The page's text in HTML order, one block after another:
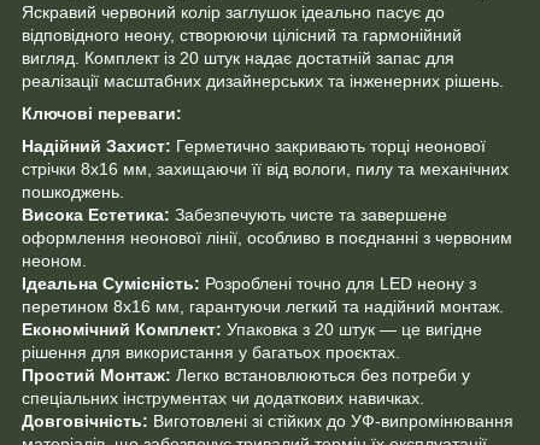
Яскравий червоний колір заглушок ідеально пасує до
відповідного неону, створюючи цілісний та гармонійний
вигляд. Комплект із 20 штук надає достатній запас для
реалізації масштабних дизайнерських та інженерних рішень.
Ключові переваги:
Надійний Захист: Герметично закривають торці неонової
стрічки 8х16 мм, захищаючи її від вологи, пилу та механічних
пошкоджень.
Висока Естетика: Забезпечують чисте та завершене
оформлення неонової лінії, особливо в поєднанні з червоним
неоном.
Ідеальна Сумісність: Розроблені точно для LED неону з
перетином 8х16 мм, гарантуючи легкий та надійний монтаж.
Економічний Комплект: Упаковка з 20 штук — це вигідне
рішення для використання у багатьох проєктах.
Простий Монтаж: Легко встановлюються без потреби у
спеціальних інструментах чи додаткових навичках.
Довговічність: Виготовлені зі стійких до УФ-випромінювання